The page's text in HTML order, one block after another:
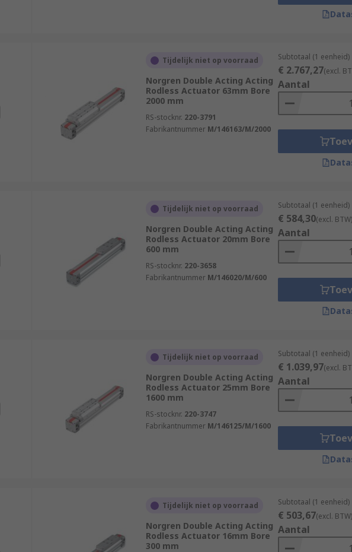
Tijdelijk niet op voorraad
Norgren Double Acting Acting
Rodless Actuator 63mm Bore
2000 mm
RS-stocknr. 220-3791
Fabrikantnummer M/146163/M/2000
Subtotaal (1 eenheid)
€ 2.767,27(excl.
Aantal
Tijdelijk niet op voorraad
Norgren Double Acting Acting
Rodless Actuator 20mm Bore
600 mm
RS-stocknr. 220-3658
Fabrikantnummer M/146020/M/600
Subtotaal (1 eenheid)
€ 584,30(excl. BTW)
Aantal
Tijdelijk niet op voorraad
Norgren Double Acting Acting
Rodless Actuator 25mm Bore
1600 mm
RS-stocknr. 220-3747
Fabrikantnummer M/146125/M/1600
Subtotaal (1 eenheid)
€ 1.039,97(excl.
Aantal
Tijdelijk niet op voorraad
Norgren Double Acting Acting
Rodless Actuator 16mm Bore
300 mm
Subtotaal (1 eenheid)
€ 503,67(excl. BTW)
Aantal